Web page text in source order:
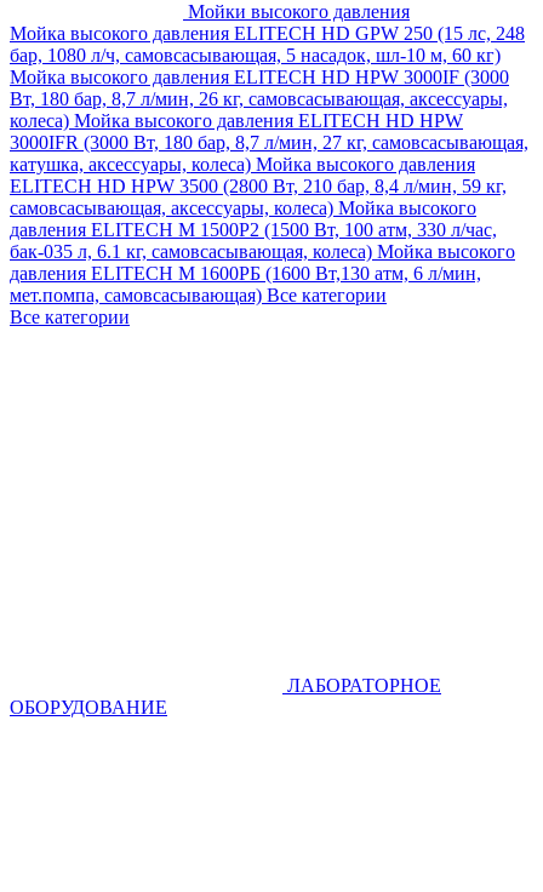
Мойки высокого давления
Мойка высокого давления ELITECH HD GPW 250 (15 лс, 248
бар, 1080 л/ч, самовсасывающая, 5 насадок, шл-10 м, 60 кг)
Мойка высокого давления ELITECH HD HPW 3000IF (3000
Вт, 180 бар, 8,7 л/мин, 26 кг, самовсасывающая, аксессуары,
колеса) Мойка высокого давления ELITECH HD HPW
3000IFR (3000 Вт, 180 бар, 8,7 л/мин, 27 кг, самовсасывающая,
катушка, аксессуары, колеса) Мойка высокого давления
ELITECH HD HPW 3500 (2800 Вт, 210 бар, 8,4 л/мин, 59 кг,
самовсасывающая, аксессуары, колеса) Мойка высокого
давления ELITECH M 1500P2 (1500 Вт, 100 атм, 330 л/час,
бак-035 л, 6.1 кг, самовсасывающая, колеса) Мойка высокого
давления ELITECH М 1600РБ (1600 Вт,130 атм, 6 л/мин,
мет.помпа, самовсасывающая) Все категории
Все категории
ЛАБОРАТОРНОЕ
ОБОРУДОВАНИЕ